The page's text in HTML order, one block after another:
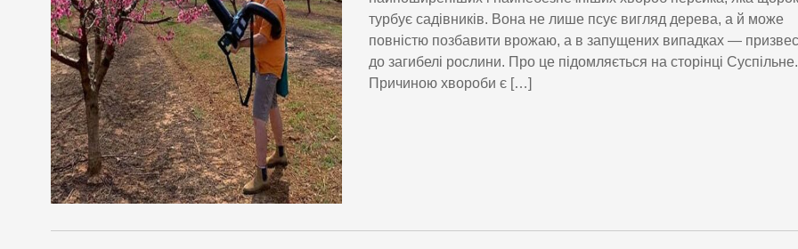
турбує садівників. Вона не лише псує вигляд дерева, а й може
повністю позбавити врожаю, а в запущених випадках —
до загибелі рослини. Про це підомляється на сторінці Суспільне.
Причиною хвороби є […]